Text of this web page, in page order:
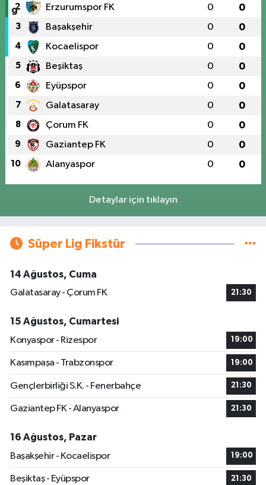
2 Erzurumspor FK 0 0
3 Başakşehir 0 0
4 Kocaelispor 0 0
5 Beşiktaş 0 0
6 Eyüpspor 0 0
7 Galatasaray 0 0
8 Çorum FK 0 0
9 Gaziantep FK 0 0
10 Alanyaspor 0 0
Detaylar için tıklayın
Süper Lig Fikstür
14 Ağustos, Cuma
Galatasaray - Çorum FK
21:30
15 Ağustos, Cumartesi
Konyaspor - Rizespor
19:00
Kasımpaşa - Trabzonspor 19:00
Gençlerbirliği S.K. - Fenerbahçe 21:30
Gaziantep FK - Alanyaspor 21:30
16 Ağustos, Pazar
Başakşehir - Kocaelispor
19:00
Beşiktaş - Eyüpspor 21:30